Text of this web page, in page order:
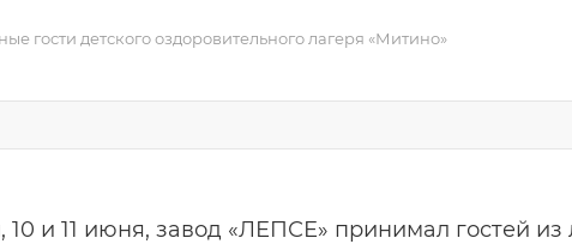
гости детского оздоровительного лагеря «Митино»
10 и 11 июня, завод «ЛЕПСЕ» принимал гостей